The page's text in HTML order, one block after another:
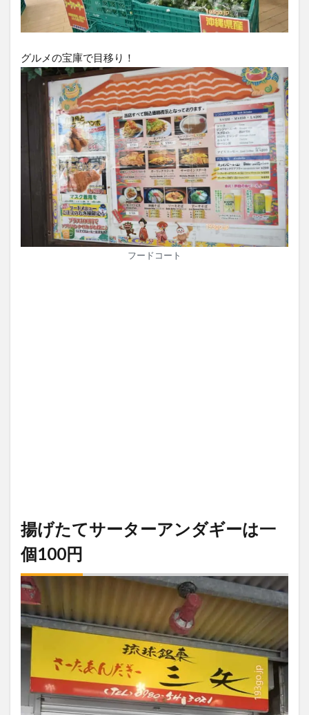
グルメの宝庫で目移り！
フードコート
揚げたてサーターアンダギーは一
個100円